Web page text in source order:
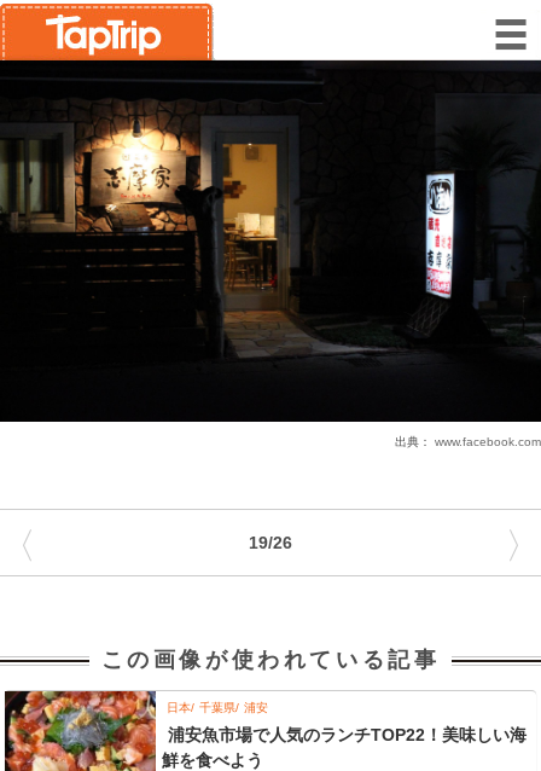
出典： www.facebook.com
19/26
〈 〉
この画像が使われている記事
日本 千葉県 浦安
浦安魚市場で人気のランチTOP22！美味しい海
鮮を食べよう